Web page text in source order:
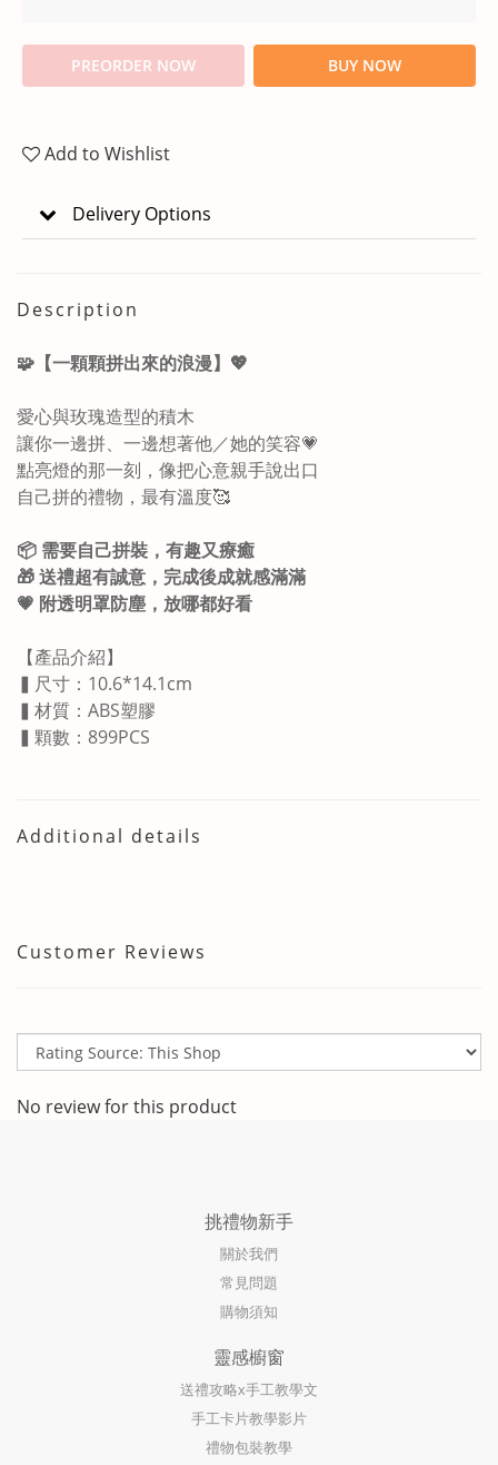
PREORDER NOW BUY NOW
Add to Wishlist
Delivery Options
Description
🧩【一顆顆拼出來的浪漫】💖
愛心與玫瑰造型的積木
讓你一邊拼、一邊想著他／她的笑容💗
點亮燈的那一刻，像把心意親手說出口
自己拼的禮物，最有溫度🥰
📦 需要自己拼裝，有趣又療癒
🎁 送禮超有誠意，完成後成就感滿滿
💗 附透明罩防塵，放哪都好看
【產品介紹】
▍尺寸：10.6*14.1cm
▍材質：ABS塑膠
▍顆數：899PCS
Additional details
Customer Reviews
No review for this product
挑禮物新手
關於我們
常見問題
購物須知
靈感櫥窗
送禮攻略x手工教學文
手工卡片教學影片
禮物包裝教學